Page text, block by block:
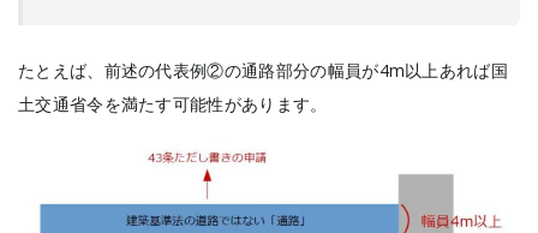
たとえば、前述の代表例②の通路部分の幅員が4m以上あれば国
土交通省令を満たす可能性があります。